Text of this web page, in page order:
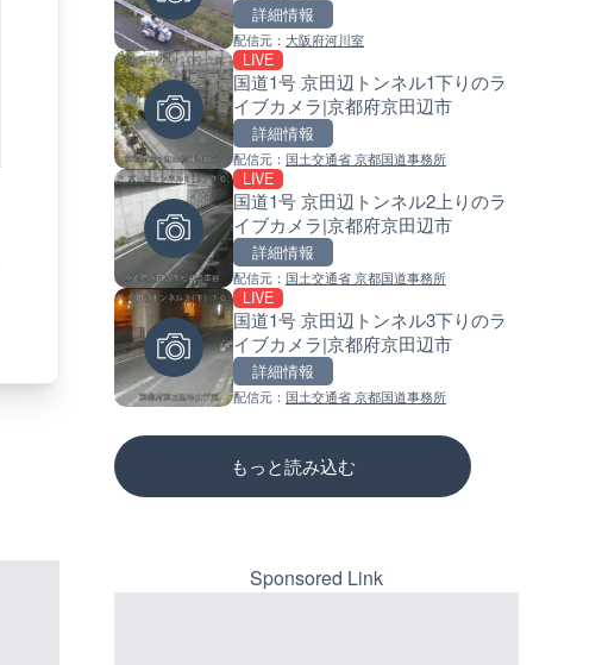
詳細情報
配信元： 大阪府河川室
LIVE
国道1号 京田辺トンネル1下りのラ
イブカメラ|京都府京田辺市
詳細情報
配信元： 国土交通省 京都国道事務所
LIVE
国道1号 京田辺トンネル2上りのラ
イブカメラ|京都府京田辺市
詳細情報
配信元： 国土交通省 京都国道事務所
LIVE
国道1号 京田辺トンネル3下りのラ
イブカメラ|京都府京田辺市
詳細情報
配信元： 国土交通省 京都国道事務所
もっと読み込む
配信元：
東名高速道路・厚木インター
ジ付近のライブカメラ|神奈川
配信元：テレビ朝日
手結港(YASU海の駅クラブ)の
ブカメラ|高知県香南市
配信元：YASU海の駅CLUB
淡路島モンキーセンターのラ
メラ|兵庫県洲本市
配信元：淡路ザル
配信元：
東京都品川区南大井のライブ
ラ|東京都品川区
配信元：東京都品川区南大井ライブカメラ
道の駅さがのせきのライブカ
大分県大分市
配信元：道の駅さがのせきPPカム
松江自動車道 三次東JCT・イ
ーチェンジのライブカメラ|広
配信元：国土交通省 三次河川国道事務所
Sponsored Link